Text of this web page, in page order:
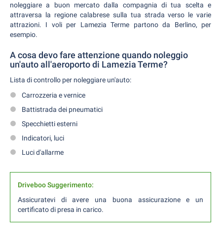
noleggiare a buon mercato dalla compagnia di tua scelta e
attraversa la regione calabrese sulla tua strada verso le varie
attrazioni. I voli per Lamezia Terme partono da Berlino, per
esempio.
A cosa devo fare attenzione quando noleggio
un'auto all'aeroporto di Lamezia Terme?
Lista di controllo per noleggiare un'auto:
Carrozzeria e vernice
Battistrada dei pneumatici
Specchietti esterni
Indicatori, luci
Luci d'allarme
Driveboo Suggerimento:
Assicuratevi di avere una buona assicurazione e un
certificato di presa in carico.